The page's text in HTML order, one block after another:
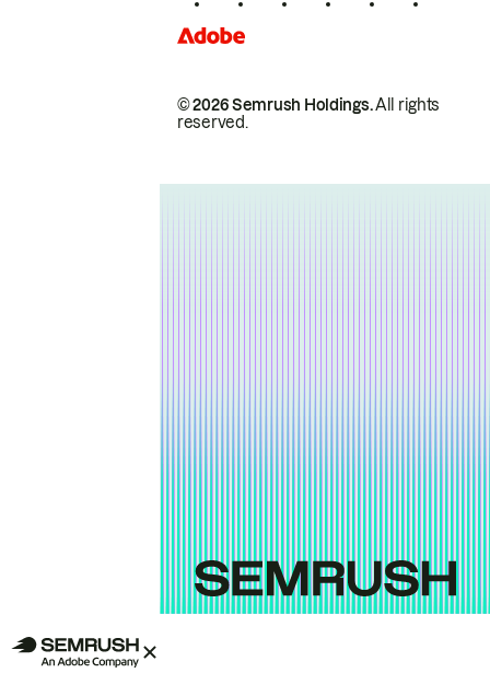
© 2026 Semrush Holdings.All rights
reserved.